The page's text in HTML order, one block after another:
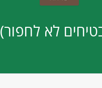
לא לחפור)